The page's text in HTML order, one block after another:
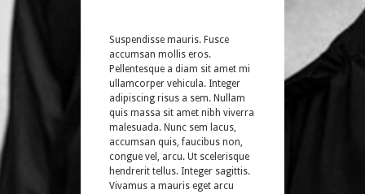
Suspendisse mauris. Fusce
accumsan mollis eros.
Pellentesque a diam sit amet mi
ullamcorper vehicula. Integer
adipiscing risus a sem. Nullam
quis massa sit amet nibh viverra
malesuada. Nunc sem lacus,
accumsan quis, faucibus non,
congue vel, arcu. Ut scelerisque
hendrerit tellus. Integer sagittis.
Vivamus a mauris eget arcu